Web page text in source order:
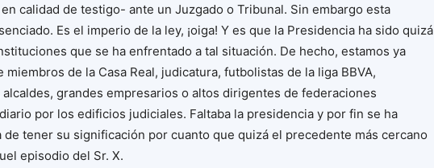
calidad de testigo- ante un Juzgado o Tribunal. Sin embargo esta
Es el imperio de la ley, ¡oiga! Y es que la Presidencia ha sido quizá
que se ha enfrentado a tal situación. De hecho, estamos ya
de la Casa Real, judicatura, futbolistas de la liga BBVA,
grandes empresarios o altos dirigentes de federaciones
por los edificios judiciales. Faltaba la presidencia y por fin se ha
de tener su significación por cuanto que quizá el precedente más cercano
episodio del Sr. X.